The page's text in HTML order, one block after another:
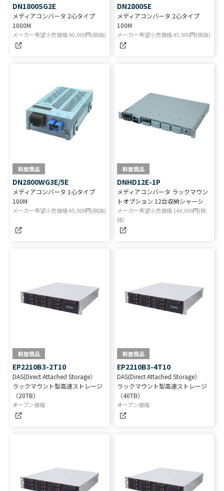
DN1800SG2E
メディアコンバータ 2心タイプ
1000M
メーカー希望小売価格90,000円(税抜)
DN2800SE
メディアコンバータ 2心タイプ
100M
メーカー希望小売価格45,900円(税抜)
斡旋商品
DN2800WG3E/5E
メディアコンバータ 1心タイプ
100M
メーカー希望小売価格45,900円(税抜)
斡旋商品
DNHD12E-1P
メディアコンバータ ラックマウン
トオプション 12台収納シャーシ
メーカー希望小売価格144,000円(税
抜)
斡旋商品
EP2210B3-2T10
DAS(Direct Attached Storage）
ラックマウント型高速ストレージ
（20TB）
オープン価格
斡旋商品
EP2210B3-4T10
DAS(Direct Attached Storage）
ラックマウント型高速ストレージ
（40TB）
オープン価格